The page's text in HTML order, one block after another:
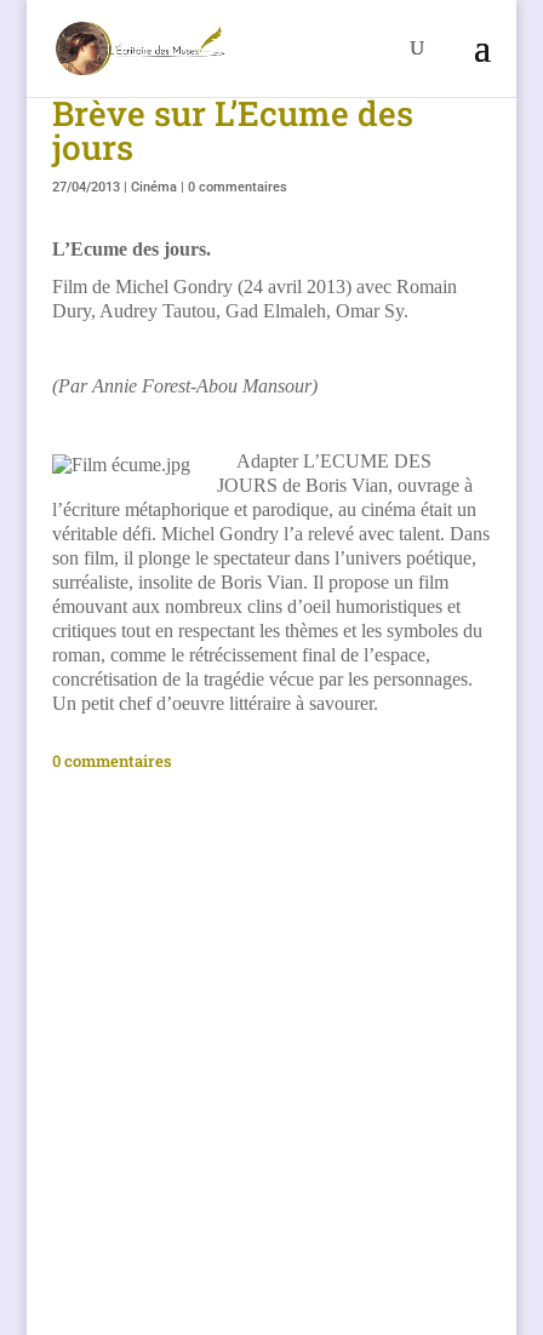
Brève sur L’Ecume des
jours
27/04/2013| Cinéma| 0 commentaires
L’Ecume des jours.
Film de Michel Gondry (24 avril 2013) avec Romain
Dury, Audrey Tautou, Gad Elmaleh, Omar Sy.
(Par Annie Forest-Abou Mansour)
Adapter L’ECUME DES
JOURS de Boris Vian, ouvrage à
l’écriture métaphorique et parodique, au cinéma était un
véritable défi. Michel Gondry l’a relevé avec talent. Dans
son film, il plonge le spectateur dans l’univers poétique,
surréaliste, insolite de Boris Vian. Il propose un film
émouvant aux nombreux clins d’oeil humoristiques et
critiques tout en respectant les thèmes et les symboles du
roman, comme le rétrécissement final de l’espace,
concrétisation de la tragédie vécue par les personnages.
Un petit chef d’oeuvre littéraire à savourer.
0 commentaires